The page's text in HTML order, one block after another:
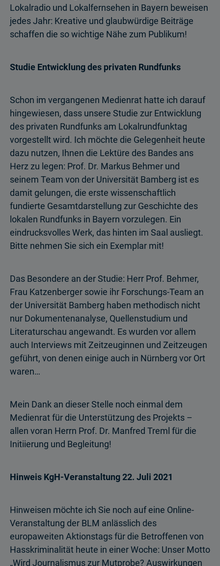
Lokalradio und Lokalfernsehen in Bayern beweisen
jedes Jahr: Kreative und glaubwürdige Beiträge
schaffen die so wichtige Nähe zum Publikum!
Studie Entwicklung des privaten Rundfunks
Schon im vergangenen Medienrat hatte ich darauf
hingewiesen, dass unsere Studie zur Entwicklung
des privaten Rundfunks am Lokalrundfunktag
vorgestellt wird. Ich möchte die Gelegenheit heute
dazu nutzen, Ihnen die Lektüre des Bandes ans
Herz zu legen: Prof. Dr. Markus Behmer und
seinem Team von der Universität Bamberg ist es
damit gelungen, die erste wissenschaftlich
fundierte Gesamtdarstellung zur Geschichte des
lokalen Rundfunks in Bayern vorzulegen. Ein
eindrucksvolles Werk, das hinten im Saal ausliegt.
Bitte nehmen Sie sich ein Exemplar mit!
Das Besondere an der Studie: Herr Prof. Behmer,
Frau Katzenberger sowie ihr Forschungs-Team an
der Universität Bamberg haben methodisch nicht
nur Dokumenten­analyse, Quellenstudium und
Literaturschau angewandt. Es wurden vor allem
auch Interviews mit Zeitzeuginnen und Zeitzeugen
geführt, von denen einige auch in Nürnberg vor Ort
waren…
Mein Dank an dieser Stelle noch einmal dem
Medienrat für die Unterstützung des Projekts –
allen voran Herrn Prof. Dr. Manfred Treml für die
Initiierung und Begleitung!
Hinweis KgH-Veranstaltung 22. Juli 2021
Hinweisen möchte ich Sie noch auf eine Online-
Veranstaltung der BLM anlässlich des
europaweiten Aktionstags für die Betroffenen von
Hasskriminalität heute in einer Woche: Unser Motto
„Wird Journalismus zur Mutprobe? Auswirkungen